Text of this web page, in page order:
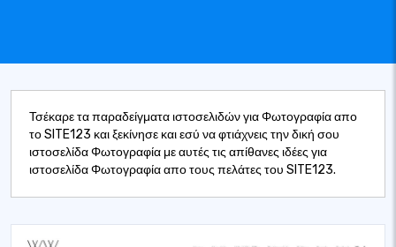
Τσέκαρε τα παραδείγματα ιστοσελιδών για Φωτογραφία απο
το SITE123 και ξεκίνησε και εσύ να φτιάχνεις την δική σου
ιστοσελίδα Φωτογραφία με αυτές τις απίθανες ιδέες για
ιστοσελίδα Φωτογραφία απο τους πελάτες του SITE123.